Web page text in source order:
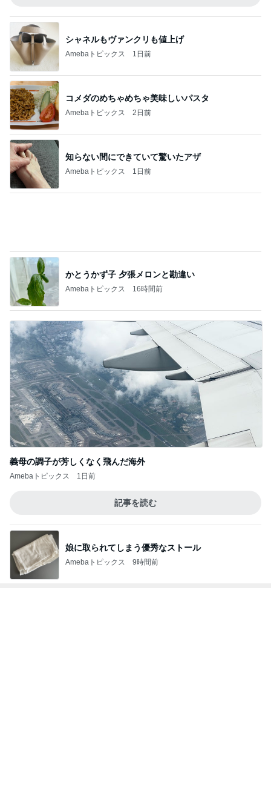
知らない間にできていて驚いたアザ
Amebaトピックス 1日前
かとうかず子 夕張メロンと勘違い
Amebaトピックス 16時間前
義母の調子が芳しくなく飛んだ海外
Amebaトピックス 1日前
記事を読む
娘に取られてしまう優秀なストール
Amebaトピックス 9時間前